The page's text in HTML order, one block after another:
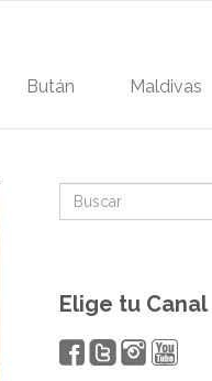
Bután Maldivas
Elige tu Canal